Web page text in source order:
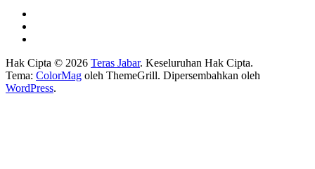
Hak Cipta © 2026 Teras Jabar. Keseluruhan Hak Cipta.
Tema: ColorMag oleh ThemeGrill. Dipersembahkan oleh
WordPress.